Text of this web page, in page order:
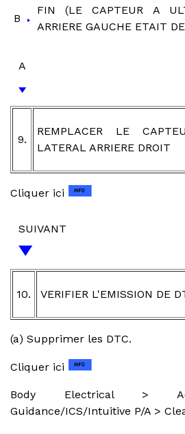
B
FIN (LE CAPTEUR A
ARRIERE GAUCHE ETAIT
A
9.
REMPLACER LE
LATERAL ARRIERE DROIT
Cliquer ici
SUIVANT
10. VERIFIER L'EMISSION DE
(a) Supprimer les DTC.
Cliquer ici
Body Electrical >
Guidance/ICS/Intuitive P/A >